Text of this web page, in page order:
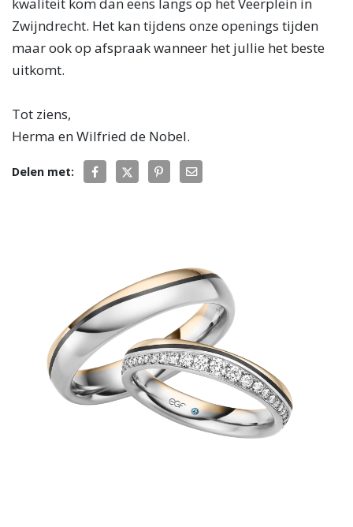
kwaliteit kom dan eens langs op het Veerplein in
Zwijndrecht. Het kan tijdens onze openings tijden
maar ook op afspraak wanneer het jullie het beste
uitkomt.
Tot ziens,
Herma en Wilfried de Nobel.
Delen met: